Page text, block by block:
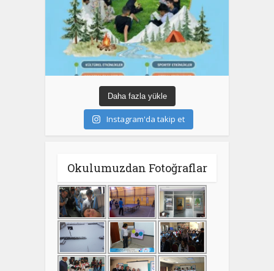
Daha fazla yükle
Instagram'da takip et
Okulumuzdan Fotoğraflar